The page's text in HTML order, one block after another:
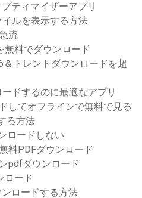
ティマイザーアプリ
ルを表示する方法
流
無料でダウンロード
トレントダウンロードを超
ドするのに最適なアプリ
してオフラインで無料で見る
る方法
ロードしない
料PDFダウンロード
pdfダウンロード
ロード
ロードする方法